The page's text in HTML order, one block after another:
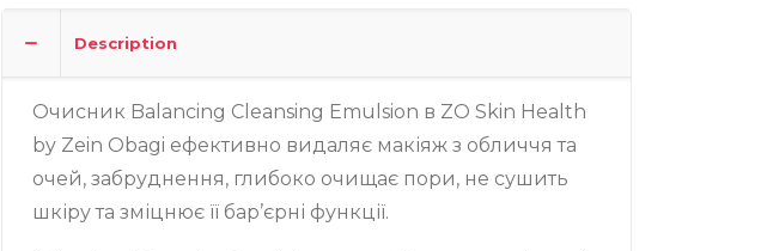
Description
Очисник Balancing Cleansing Emulsion в ZO Skin Health
by Zein Obagi ефективно видаляє макіяж з обличчя та
очей, забруднення, глибоко очищає пори, не сушить
шкіру та зміцнює її бар’єрні функції.